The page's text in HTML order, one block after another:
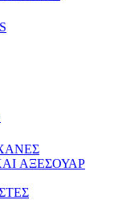
ΑΞΕΣΟΥΑΡ